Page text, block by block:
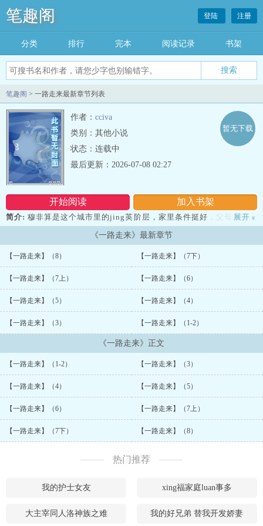
笔趣阁 登陆 注册
分类 排行 完本 阅读记录 书架
笔趣阁 > 一路走来最新章节列表
作者： cciva
类别：其他小说
状态：连载中
开始阅读 加入书架
暂无下载
最后更新：2026-07-08 02:27
简介: 穆非算是这个城市里的jing英阶层，家里条件挺好，父母算得上
是知识分子，母亲是教师，父亲算是个儒商，做点文玩字画的生意，
他自己是个和医院打交道的大业务。...
展开 »
《一路走来》最新章节
【一路走来】（8） 【一路走来】（7下）
【一路走来】（7上） 【一路走来】（6）
【一路走来】（5） 【一路走来】（4）
【一路走来】（3） 【一路走来】（1-2）
《一路走来》正文
【一路走来】（1-2） 【一路走来】（3）
【一路走来】（4） 【一路走来】（5）
【一路走来】（6） 【一路走来】（7上）
【一路走来】（7下） 【一路走来】（8）
热门推荐
我的护士女友 xing福家庭luan事多
大主宰同人洛神族之难 我的好兄弟 替我开发娇妻